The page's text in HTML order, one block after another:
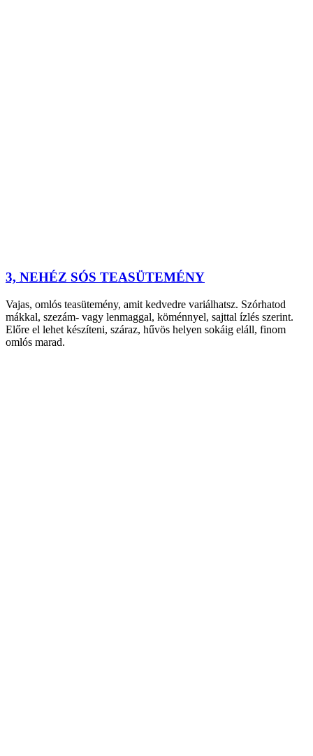
3, NEHÉZ SÓS TEASÜTEMÉNY
Vajas, omlós teasütemény, amit kedvedre variálhatsz. Szórhatod
mákkal, szezám- vagy lenmaggal, köménnyel, sajttal ízlés szerint.
Előre el lehet készíteni, száraz, hűvös helyen sokáig eláll, finom
omlós marad.